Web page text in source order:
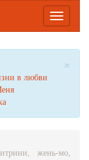
Toggle
×
в любви
жень-мо,